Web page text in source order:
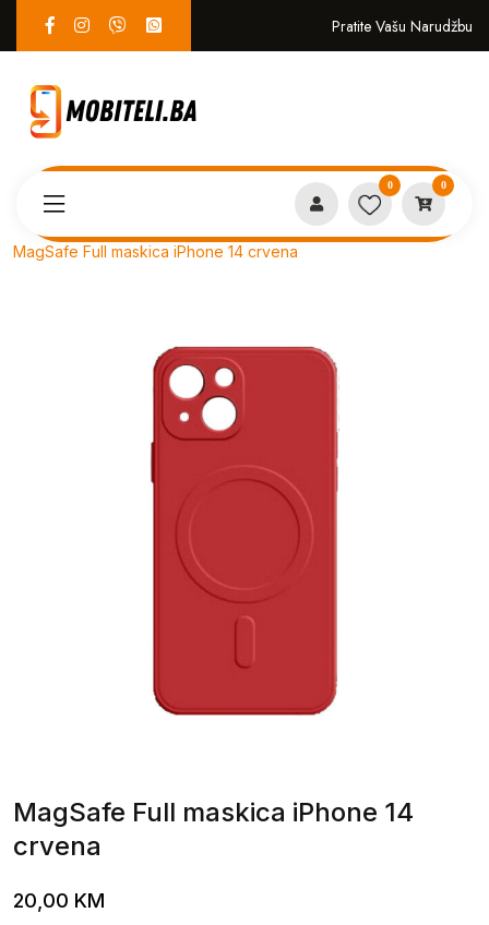
Pratite Vašu Narudžbu
0 0
MagSafe Full maskica iPhone 14 crvena
MagSafe Full maskica iPhone 14
crvena
20,00 KM